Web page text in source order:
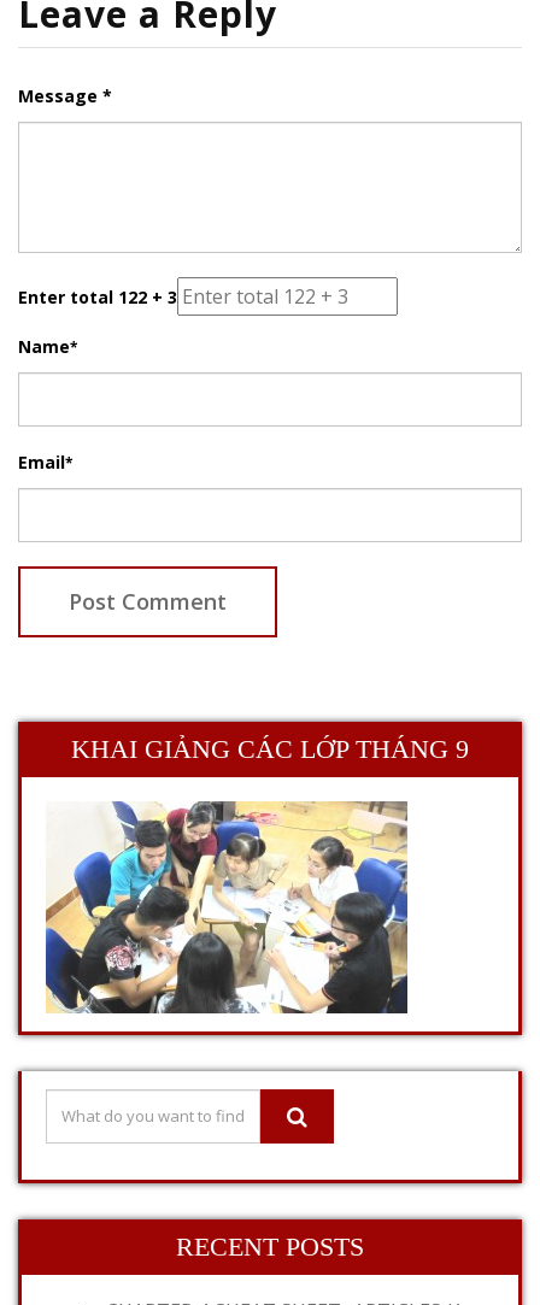
Leave a Reply
Message *
Enter total 122 + 3
Name*
Email*
KHAI GIẢNG CÁC LỚP THÁNG 9
RECENT POSTS